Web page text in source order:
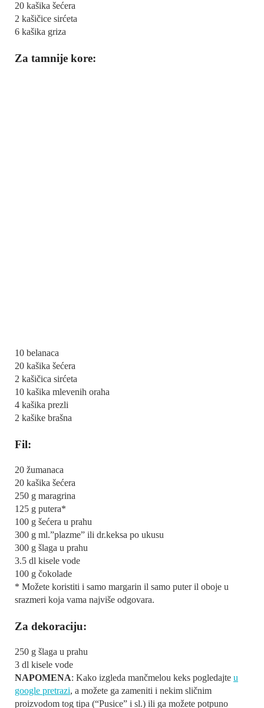
20 kašika šećera
2 kašičice sirćeta
6 kašika griza
Za tamnije kore:
10 belanaca
20 kašika šećera
2 kašičica sirćeta
10 kašika mlevenih oraha
4 kašika prezli
2 kašike brašna
Fil:
20 žumanaca
20 kašika šećera
250 g maragrina
125 g putera*
100 g šećera u prahu
300 g ml.”plazme” ili dr.keksa po ukusu
300 g šlaga u prahu
3.5 dl kisele vode
100 g čokolade
* Možete koristiti i samo margarin il samo puter il oboje u
srazmeri koja vama najviše odgovara.
Za dekoraciju:
250 g šlaga u prahu
3 dl kisele vode
NAPOMENA: Kako izgleda mančmelou keks pogledajte u
google pretrazi, a možete ga zameniti i nekim sličnim
proizvodom tog tipa (“Pusice” i sl.) ili ga možete potpuno